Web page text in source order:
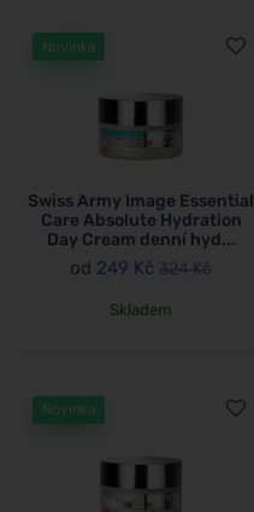
Novinka
Swiss Army Image Essential
Care Absolute Hydration
Day Cream denní hyd...
od 249 Kč 324 Kč
Skladem
Novinka